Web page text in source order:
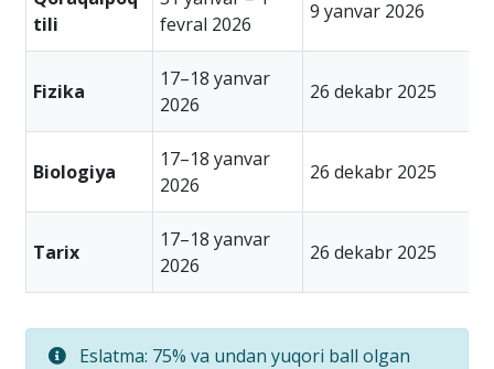
tili
fevral 2026
9 yanvar 2026
Fizika
17–18 yanvar
2026
26 dekabr 2025
Biologiya
17–18 yanvar
2026
26 dekabr 2025
Tarix
17–18 yanvar
2026
26 dekabr 2025
Eslatma: 75% va undan yuqori ball olgan